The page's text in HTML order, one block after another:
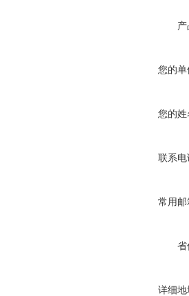
您的
您的
联系
常用
省
详细